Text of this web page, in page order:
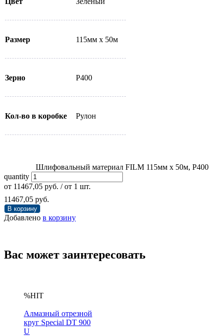
Размер 115мм х 50м
Зерно Р400
Кол-во в коробке Рулон
Шлифовальный материал FILM 115мм х 50м, Р400
quantity
от 11467,05 руб. / от 1 шт.
11467,05 руб.
В корзину
Добавлено в корзину
Вас может заинтересовать
%HIT
Алмазный отрезной
круг Special DT 900
U